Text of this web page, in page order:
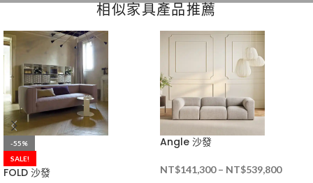
相似家具產品推薦
-55%
SALE!
FOLD 沙發
Angle 沙發
NT$141,300 – NT$539,800